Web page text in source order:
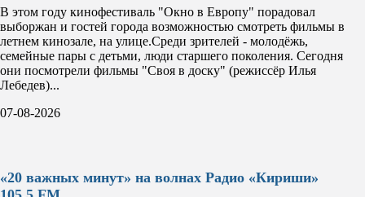
В этом году кинофестиваль "Окно в Европу" порадовал
выборжан и гостей города возможностью смотреть фильмы в
летнем кинозале, на улице.Среди зрителей - молодёжь,
семейные пары с детьми, люди старшего поколения. Сегодня
они посмотрели фильмы "Своя в доску" (режиссёр Илья
Лебедев)...
07-08-2026
«20 важных минут» на волнах Радио «Кириши»